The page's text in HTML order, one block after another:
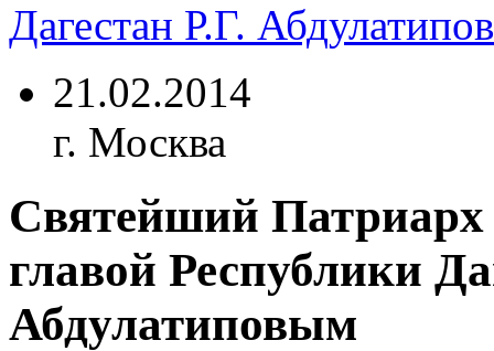
21.02.2014
г. Москва
Святейший Патриарх
главой Республики
Абдулатиповым